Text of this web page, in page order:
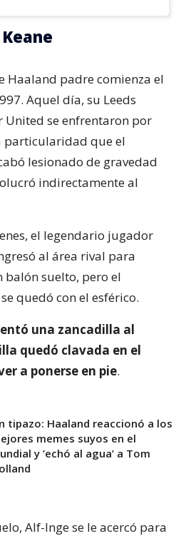
Haaland padre comienza el
Aquel día, su Leeds
United se enfrentaron por
particularidad que el
lesionado de gravedad
indirectamente al
el legendario jugador
al área rival para
suelto, pero el
quedó con el esférico.
una zancadilla al
quedó clavada en el
a ponerse en pie.
tipazo: Haaland reaccionó a los
memes suyos en el
y ’echó al agua’ a Tom
Alf-Inge se le acercó para